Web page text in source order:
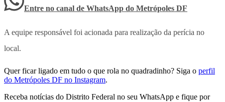
Entre no canal de WhatsApp do Metrópoles DF
A equipe responsável foi acionada para realização da perícia no
local.
Quer ficar ligado em tudo o que rola no quadradinho? Siga o perfil
do Metrópoles DF no Instagram.
Receba notícias do Distrito Federal no seu WhatsApp e fique por